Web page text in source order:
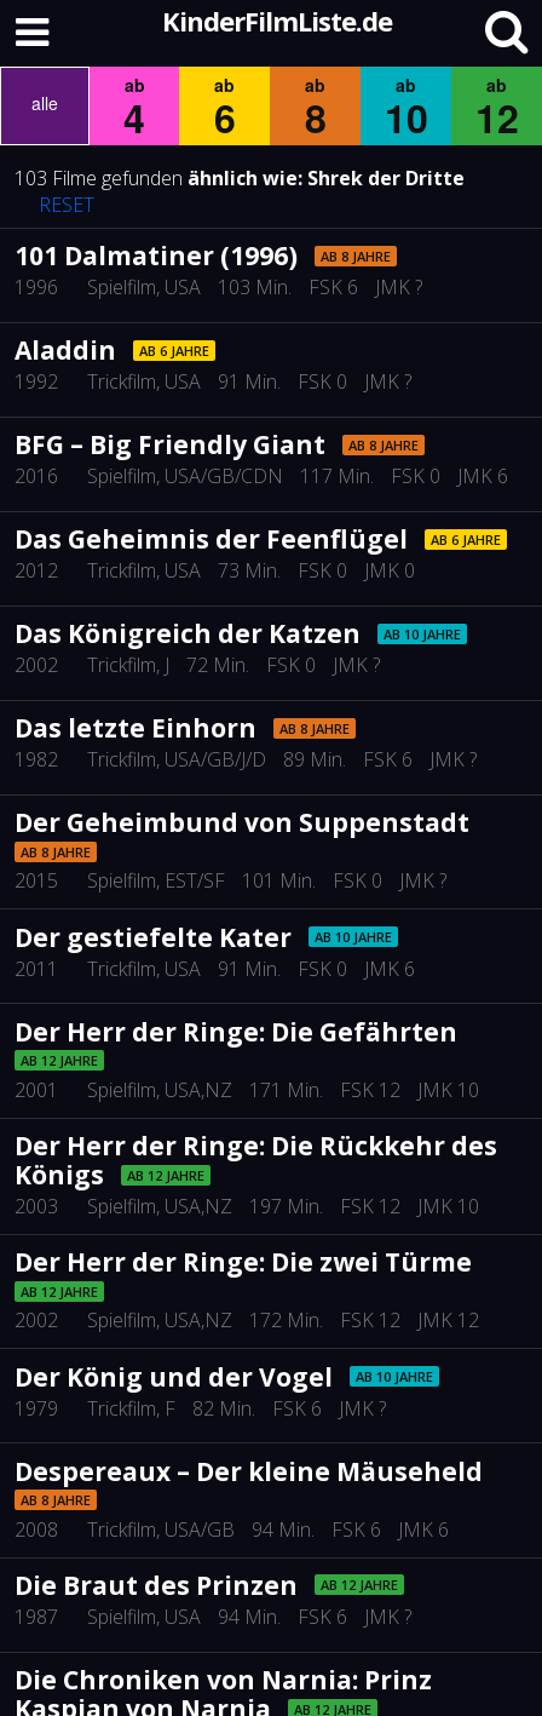
KinderFilmListe.de
alle
ab
4
ab
6
ab
8
ab
10
ab
12
103 Filme gefunden ähnlich wie: Shrek der Dritte
RESET
101 Dalmatiner (1996) AB 8 JAHRE
1996 Spielfilm, USA 103 Min. FSK 6 JMK ?
Aladdin AB 6 JAHRE
1992 Trickfilm, USA 91 Min. FSK 0 JMK ?
BFG – Big Friendly Giant AB 8 JAHRE
2016 Spielfilm, USA/GB/CDN 117 Min. FSK 0 JMK 6
Das Geheimnis der Feenflügel AB 6 JAHRE
2012 Trickfilm, USA 73 Min. FSK 0 JMK 0
Das Königreich der Katzen AB 10 JAHRE
2002 Trickfilm, J 72 Min. FSK 0 JMK ?
Das letzte Einhorn AB 8 JAHRE
1982 Trickfilm, USA/GB/J/D 89 Min. FSK 6 JMK ?
Der Geheimbund von Suppenstadt
AB 8 JAHRE
2015 Spielfilm, EST/SF 101 Min. FSK 0 JMK ?
Der gestiefelte Kater AB 10 JAHRE
2011 Trickfilm, USA 91 Min. FSK 0 JMK 6
Der Herr der Ringe: Die Gefährten
AB 12 JAHRE
2001 Spielfilm, USA,NZ 171 Min. FSK 12 JMK 10
Der Herr der Ringe: Die Rückkehr des
Königs
AB 12 JAHRE
2003 Spielfilm, USA,NZ 197 Min. FSK 12 JMK 10
Der Herr der Ringe: Die zwei Türme
AB 12 JAHRE
2002 Spielfilm, USA,NZ 172 Min. FSK 12 JMK 12
Der König und der Vogel AB 10 JAHRE
1979 Trickfilm, F 82 Min. FSK 6 JMK ?
Despereaux – Der kleine Mäuseheld
AB 8 JAHRE
2008 Trickfilm, USA/GB 94 Min. FSK 6 JMK 6
Die Braut des Prinzen AB 12 JAHRE
1987 Spielfilm, USA 94 Min. FSK 6 JMK ?
Die Chroniken von Narnia: Prinz
Kaspian von Narnia
AB 12 JAHRE